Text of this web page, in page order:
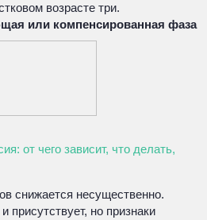
возрасте три.
или компенсированная фаза
от чего зависит, что делать,
снижается несущественно.
присутствует, но признаки